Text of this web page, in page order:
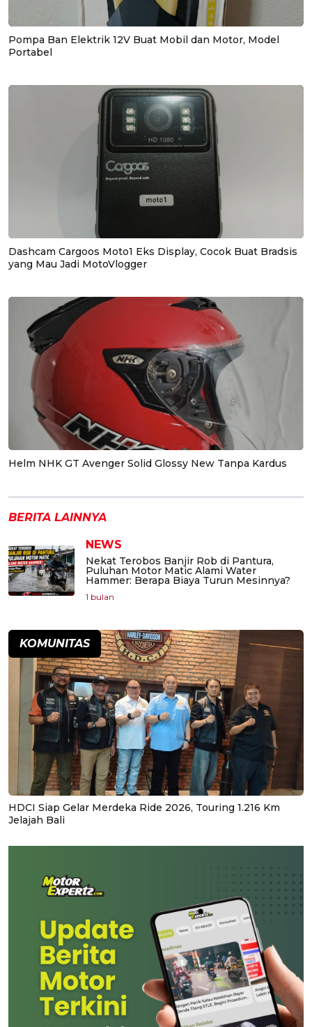
Pompa Ban Elektrik 12V Buat Mobil dan Motor, Model
Portabel
Dashcam Cargoos Moto1 Eks Display, Cocok Buat Bradsis
yang Mau Jadi MotoVlogger
Helm NHK GT Avenger Solid Glossy New Tanpa Kardus
BERITA LAINNYA
NEWS
Nekat Terobos Banjir Rob di Pantura,
Puluhan Motor Matic Alami Water
Hammer: Berapa Biaya Turun Mesinnya?
1 bulan
KOMUNITAS
HDCI Siap Gelar Merdeka Ride 2026, Touring 1.216 Km
Jelajah Bali